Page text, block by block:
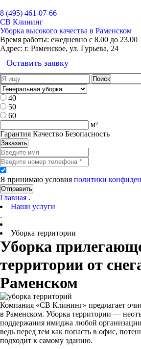
8 (495) 461-07-66
СВ Клининг
Уборка высокого качества в Раменском
Время работы: ежедневно с 8.00 до 23.00
Адрес: г. Раменское, ул. Гурьева, 24
Оставить заявку
40
50
60
м²
Гарантия Качество Безопасность
Заказать
Я принимаю условия политики
Отправить
Главная .
Наши услуги
.
Уборка территории
Уборка
территории от
Раменском
Компания «СВ Клининг» предлагает
в Раменском. Уборка территории —
поддержания имиджа любой
ведь перед тем как попасть в офис,
подходит к самому зданию.